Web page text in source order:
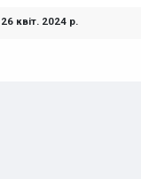
26 квіт. 2024 р.